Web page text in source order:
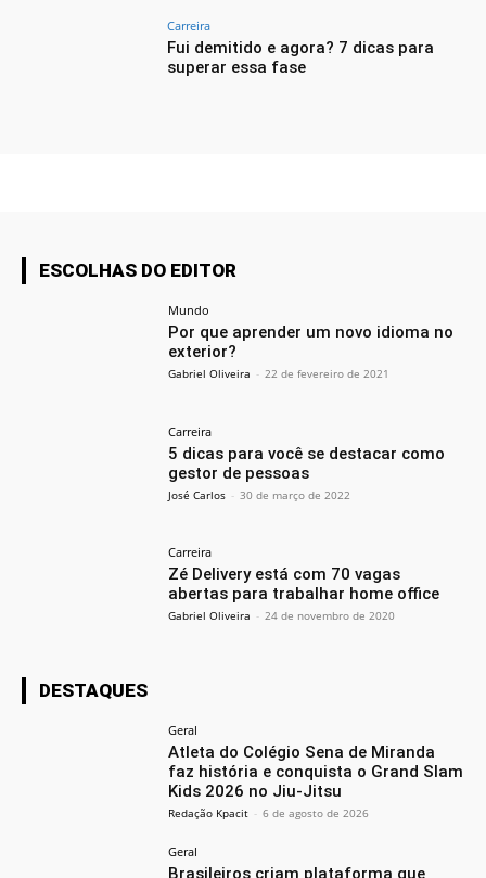
Carreira
Fui demitido e agora? 7 dicas para
superar essa fase
ESCOLHAS DO EDITOR
Mundo
Por que aprender um novo idioma no
exterior?
Gabriel Oliveira - 22 de fevereiro de 2021
Carreira
5 dicas para você se destacar como
gestor de pessoas
José Carlos - 30 de março de 2022
Carreira
Zé Delivery está com 70 vagas
abertas para trabalhar home office
Gabriel Oliveira - 24 de novembro de 2020
DESTAQUES
Geral
Atleta do Colégio Sena de Miranda
faz história e conquista o Grand Slam
Kids 2026 no Jiu-Jitsu
Redação Kpacit - 6 de agosto de 2026
Geral
Brasileiros criam plataforma que